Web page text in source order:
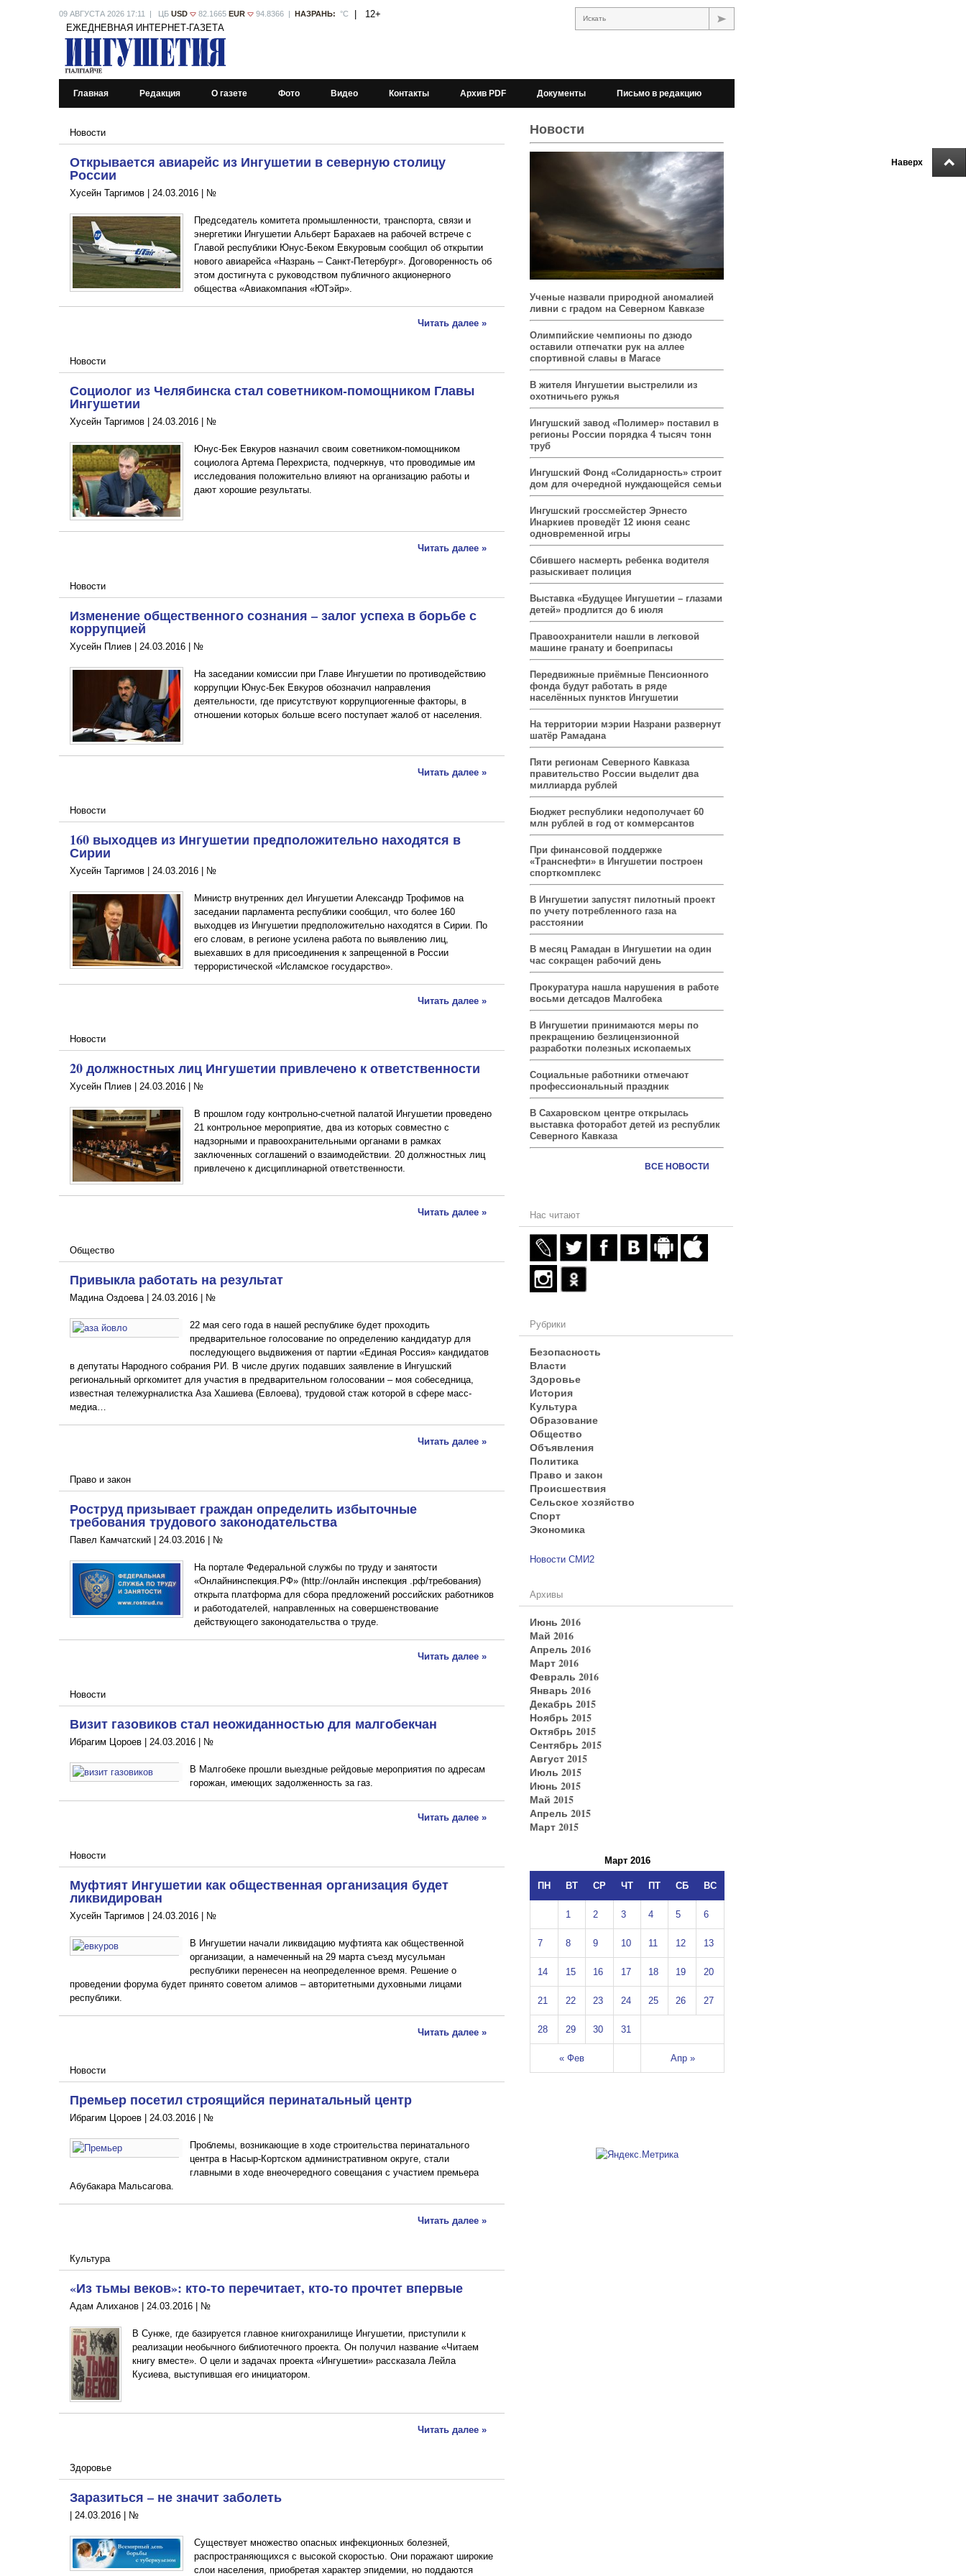
Наверх
09 АВГУСТА 2026 17:11 | ЦБ USD 82.1665 EUR 94.8366 | НАЗРАНЬ: °С 12+ Искать
ЕЖЕДНЕВНАЯ ИНТЕРНЕТ-ГАЗЕТА
Главная Редакция О газете Фото Видео Контакты Архив PDF Документы Письмо в редакцию
Новости
Открывается авиарейс из Ингушетии в северную столицу
России
Хусейн Таргимов | 24.03.2016 №
Председатель комитета промышленности, транспорта, связи и
энергетики Ингушетии Альберт Барахаев на рабочей встрече с
Главой республики Юнус-Беком Евкуровым сообщил об открытии
нового авиарейса «Назрань – Санкт-Петербург». Договоренность об
этом достигнута с руководством публичного акционерного
общества «Авиакомпания «ЮТэйр».
Читать далее »
Новости
Социолог из Челябинска стал советником-помощником Главы
Ингушетии
Хусейн Таргимов | 24.03.2016 №
Юнус-Бек Евкуров назначил своим советником-помощником
социолога Артема Перехриста, подчеркнув, что проводимые им
исследования положительно влияют на организацию работы и
дают хорошие результаты.
Читать далее »
Новости
Изменение общественного сознания – залог успеха в борьбе с
коррупцией
Хусейн Плиев | 24.03.2016 | №
На заседании комиссии при Главе Ингушетии по противодействию
коррупции Юнус-Бек Евкуров обозначил направления
деятельности, где присутствуют коррупциогенные факторы, в
отношении которых больше всего поступает жалоб от населения.
Читать далее »
Новости
160 выходцев из Ингушетии предположительно находятся в
Сирии
Хусейн Таргимов | 24.03.2016 №
Министр внутренних дел Ингушетии Александр Трофимов на
заседании парламента республики сообщил, что более 160
выходцев из Ингушетии предположительно находятся в Сирии. По
его словам, в регионе усилена работа по выявлению лиц,
выехавших в для присоединения к запрещенной в России
террористической «Исламское государство».
Читать далее »
Новости
20 должностных лиц Ингушетии привлечено к ответственности
Хусейн Плиев | 24.03.2016 №
В прошлом году контрольно-счетной палатой Ингушетии проведено
21 контрольное мероприятие, два из которых совместно с
надзорными и правоохранительными органами в рамках
заключенных соглашений о взаимодействии. 20 должностных лиц
привлечено к дисциплинарной ответственности.
Читать далее »
Общество
Привыкла работать на результат
Мадина Оздоева | 24.03.2016 №
22 мая сего года в нашей республике будет проходить
предварительное голосование по определению кандидатур для
последующего выдвижения от партии «Единая Россия» кандидатов
в депутаты Народного собрания РИ. В числе других подавших заявление в Ингушский
региональный оргкомитет для участия в предварительном голосовании – моя собеседница,
известная тележурналистка Аза Хашиева (Евлоева), трудовой стаж которой в сфере масс-
медиа…
Читать далее »
Право и закон
Роструд призывает граждан определить избыточные
требования трудового законодательства
Павел Камчатский | 24.03.2016 №
На портале Федеральной службы по труду и занятости
«Онлайнинспекция.РФ» (http://онлайн инспекция .рф/требования)
открыта платформа для сбора предложений российских работников
и работодателей, направленных на совершенствование
действующего законодательства о труде.
Читать далее »
Новости
Визит газовиков стал неожиданностью для малгобекчан
Ибрагим Цороев | 24.03.2016 №
В Малгобеке прошли выездные рейдовые мероприятия по адресам
горожан, имеющих задолженность за газ.
Читать далее »
Новости
Муфтият Ингушетии как общественная организация будет
ликвидирован
Хусейн Таргимов | 24.03.2016 №
В Ингушетии начали ликвидацию муфтията как общественной
организации, а намеченный на 29 марта съезд мусульман
республики перенесен на неопределенное время. Решение о
проведении форума будет принято советом алимов – авторитетными духовными лицами
республики.
Читать далее »
Новости
Премьер посетил строящийся перинатальный центр
Ибрагим Цороев | 24.03.2016 №
Проблемы, возникающие в ходе строительства перинатального
центра в Насыр-Кортском административном округе, стали
главными в ходе внеочередного совещания с участием премьера
Абубакара Мальсагова.
Читать далее »
Культура
«Из тьмы веков»: кто-то перечитает, кто-то прочтет впервые
Адам Алиханов | 24.03.2016 №
В Сунже, где базируется главное книгохранилище Ингушетии, приступили к
реализации необычного библиотечного проекта. Он получил название «Читаем
книгу вместе». О цели и задачах проекта «Ингушетии» рассказала Лейла
Кусиева, выступившая его инициатором.
Читать далее »
Здоровье
Заразиться – не значит заболеть
24.03.2016 №
Существует множество опасных инфекционных болезней,
распространяющихся с высокой скоростью. Они поражают широкие
слои населения, приобретая характер эпидемии, но поддаются
Новости
Ученые назвали природной аномалией
ливни с градом на Северном Кавказе
Олимпийские чемпионы по дзюдо
оставили отпечатки рук на аллее
спортивной славы в Магасе
В жителя Ингушетии выстрелили из
охотничьего ружья
Ингушский завод «Полимер» поставил в
регионы России порядка 4 тысяч тонн
труб
Ингушский Фонд «Солидарность» строит
дом для очередной нуждающейся семьи
Ингушский гроссмейстер Эрнесто
Инаркиев проведёт 12 июня сеанс
одновременной игры
Сбившего насмерть ребенка водителя
разыскивает полиция
Выставка «Будущее Ингушетии – глазами
детей» продлится до 6 июля
Правоохранители нашли в легковой
машине гранату и боеприпасы
Передвижные приёмные Пенсионного
фонда будут работать в ряде
населённых пунктов Ингушетии
На территории мэрии Назрани развернут
шатёр Рамадана
Пяти регионам Северного Кавказа
правительство России выделит два
миллиарда рублей
Бюджет республики недополучает 60
млн рублей в год от коммерсантов
При финансовой поддержке
«Транснефти» в Ингушетии построен
спорткомплекс
В Ингушетии запустят пилотный проект
по учету потребленного газа на
расстоянии
В месяц Рамадан в Ингушетии на один
час сокращен рабочий день
Прокуратура нашла нарушения в работе
восьми детсадов Малгобека
В Ингушетии принимаются меры по
прекращению безлицензионной
разработки полезных ископаемых
Социальные работники отмечают
профессиональный праздник
В Сахаровском центре открылась
выставка фоторабот детей из республик
Северного Кавказа
ВСЕ НОВОСТИ
Нас читают
Рубрики
Безопасность
Власти
Здоровье
История
Культура
Образование
Общество
Объявления
Политика
Право и закон
Происшествия
Сельское хозяйство
Спорт
Экономика
Новости СМИ2
Архивы
Июнь 2016
Май 2016
Апрель 2016
Март 2016
Февраль 2016
Январь 2016
Декабрь 2015
Ноябрь 2015
Октябрь 2015
Сентябрь 2015
Август 2015
Июль 2015
Июнь 2015
Май 2015
Апрель 2015
Март 2015
Март 2016
ПН ВТ СР ЧТ ПТ СБ ВС
« Фев Апр »
1 2 3 4 5 6
7 8 9 10 11 12 13
14 15 16 17 18 19 20
21 22 23 24 25 26 27
28 29 30 31